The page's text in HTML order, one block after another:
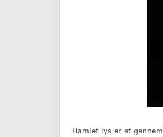
Hamlet lys er et